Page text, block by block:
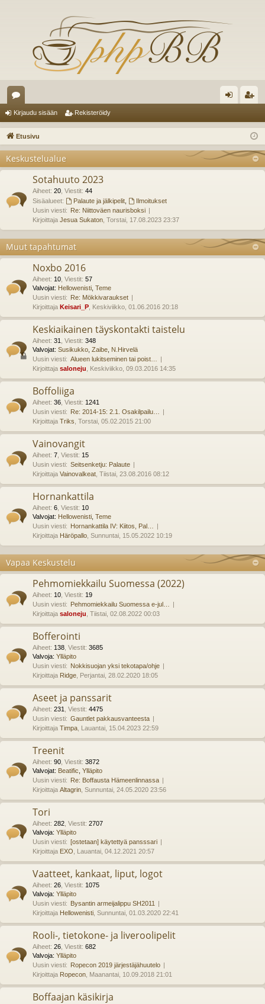
es
ku
el
t
au
si
ist
öi
Kirjaudu sisään Rekisteröidy
Etusivu
Keskustelualue
Sotahuuto 2023
Aiheet: 20 Viestit: 44
Sisäalueet:
Palaute ja jälkipelit,
Ilmoitukset
Uusin viesti: Re: Niittoväen naurisboksi
Kirjoittaja Jesua Sukaton , Torstai, 17.08.2023 23:37
Muut tapahtumat
Noxbo 2016
Aiheet: 10 Viestit: 57
Valvojat: Hellowenisti Teme
Uusin viesti: Re: Mökkivaraukset
Kirjoittaja Keisari_P , Keskiviikko, 01.06.2016 20:18
Keskiaikainen täyskontakti taistelu
Aiheet: 31 Viestit: 348
Valvojat: Susikukko Zaibe N.Hirvelä
Uusin viesti: Alueen lukitseminen tai poist…
Kirjoittaja saloneju , Keskiviikko, 09.03.2016 14:35
Boffoliiga
Aiheet: 36 Viestit: 1241
Uusin viesti: Re: 2014-15: 2.1. Osakilpailu…
Kirjoittaja Triks , Torstai, 05.02.2015 21:00
Vainovangit
Aiheet: 7 Viestit: 15
Uusin viesti: Seitsenketju: Palaute
Kirjoittaja Vainovalkeat , Tiistai, 23.08.2016 08:12
Hornankattila
Aiheet: 6 Viestit: 10
Valvojat: Hellowenisti Teme
Uusin viesti: Hornankattila IV: Kiitos, Pal…
Kirjoittaja Häröpallo , Sunnuntai, 15.05.2022 10:19
Vapaa Keskustelu
Pehmomiekkailu Suomessa (2022)
Aiheet: 10 Viestit: 19
Uusin viesti: Pehmomiekkailu Suomessa e-jul…
Kirjoittaja saloneju , Tiistai, 02.08.2022 00:03
Bofferointi
Aiheet: 138 Viestit: 3685
Valvoja: Ylläpito
Uusin viesti: Nokkisuojan yksi tekotapa/ohje
Kirjoittaja Ridge , Perjantai, 28.02.2020 18:05
Aseet ja panssarit
Aiheet: 231 Viestit: 4475
Uusin viesti: Gauntlet pakkausvanteesta
Kirjoittaja Timpa , Lauantai, 15.04.2023 22:59
Treenit
Aiheet: 90 Viestit: 3872
Valvojat: Beatific Ylläpito
Uusin viesti: Re: Boffausta Hämeenlinnassa
Kirjoittaja Altagrin , Sunnuntai, 24.05.2020 23:56
Tori
Aiheet: 282 Viestit: 2707
Valvoja: Ylläpito
Uusin viesti: [ostetaan] käytettyä pansssari
Kirjoittaja EXO , Lauantai, 04.12.2021 20:57
Vaatteet, kankaat, liput, logot
Aiheet: 26 Viestit: 1075
Valvoja: Ylläpito
Uusin viesti: Bysantin armeijalippu SH2011
Kirjoittaja Hellowenisti , Sunnuntai, 01.03.2020 22:41
Rooli-, tietokone- ja liveroolipelit
Aiheet: 26 Viestit: 682
Valvoja: Ylläpito
Uusin viesti: Ropecon 2019 järjestäjähuutelo
Kirjoittaja Ropecon , Maanantai, 10.09.2018 21:01
Boffaajan käsikirja